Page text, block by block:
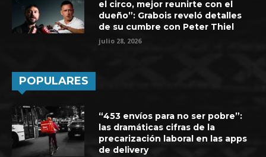
el circo, mejor reunirte con el
dueño”: Grabois reveló detalles
de su cumbre con Peter Thiel
julio 28, 2026
POPULARES
“453 envíos para no ser pobre”:
las dramáticas cifras de la
precarización laboral en las apps
de delivery